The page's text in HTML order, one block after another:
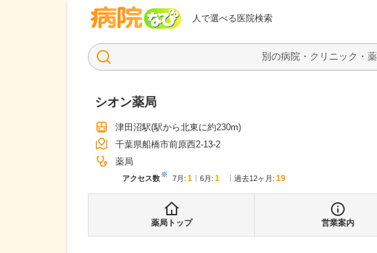
人で選べる医院検索
病院なび
シオン薬局
津田沼駅(駅から北東に約230m)
千葉県船橋市前原西2-13-2
薬局
アクセス数※ 7月 : 1 6月 : 1 過去12ヶ月: 19
薬局トップ 営業案内